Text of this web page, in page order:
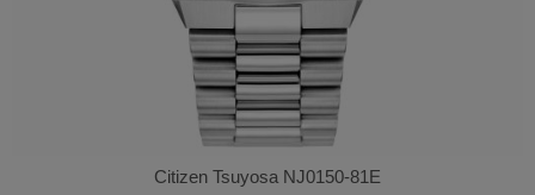
Citizen Tsuyosa NJ0150-81E